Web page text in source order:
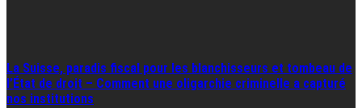
La Suisse, paradis fiscal pour les blanchisseurs et tombeau de
l’État de droit – Comment une oligarchie criminelle a capturé
nos institutions